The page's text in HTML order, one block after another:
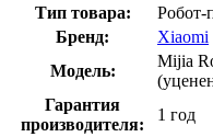
Тип товара:
Робот-
Бренд:
Xiaomi
Модель:
Mijia
Гарантия
производителя:
1 год